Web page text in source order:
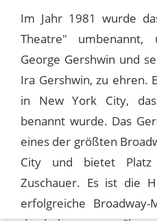
Im Jahr 1981 wurde
Theatre" umbenannt,
George Gershwin und
Ira Gershwin, zu ehren.
in New York City,
benannt wurde. Das
eines der größten
City und bietet
Zuschauer. Es ist die
erfolgreiche